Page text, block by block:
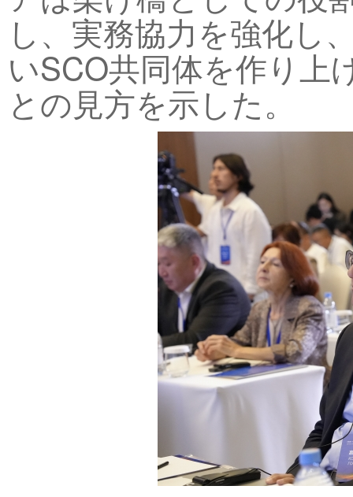
し、実務協力を強化し
いSCO共同体を作り上
との見方を示した。